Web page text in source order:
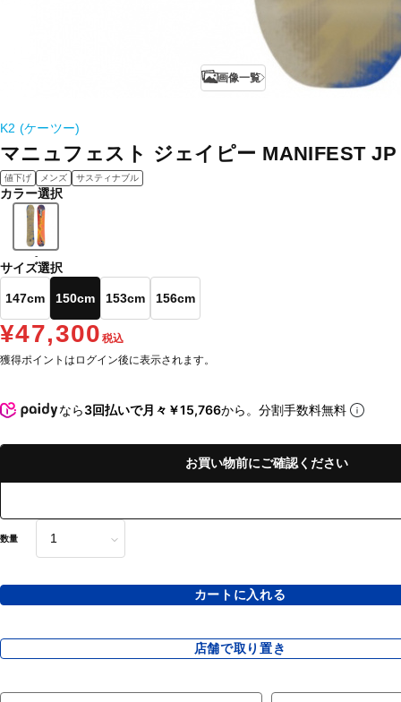
画像一覧
K2 (ケーツー)
マニュフェスト ジェイピー MANIFEST JP
値下げ メンズ サスティナブル
カラー選択
-
サイズ選択
147cm 150cm 153cm 156cm
¥47,300 税込
獲得ポイントはログイン後に表示されます。
なら3回払いで月々￥15,766から。分割手数料無料
お買い物前にご確認ください
数量
カートに入れる
店舗で取り置き